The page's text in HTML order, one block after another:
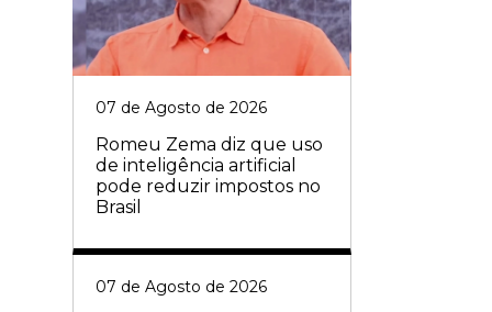
07 de Agosto de 2026
Romeu Zema diz que uso
de inteligência artificial
pode reduzir impostos no
Brasil
07 de Agosto de 2026